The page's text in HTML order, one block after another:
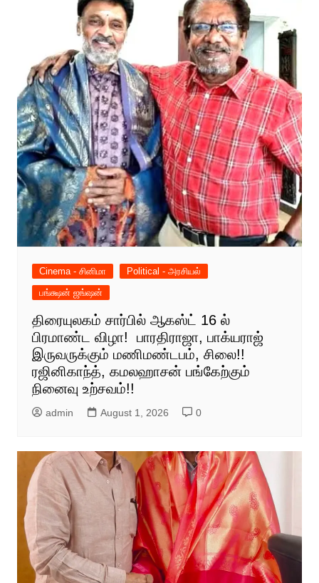
Cinema - சினிமா
Political - அரசியல்
பங்க்ஷன் ஜங்ஷன்
திரையுலகம் சார்பில் ஆகஸ்ட் 16 ல்
பிரமாண்ட விழா! பாரதிராஜா, பாக்யராஜ்
இருவருக்கும் மணிமண்டபம், சிலை!!
ரஜினிகாந்த், கமலஹாசன் பங்கேற்கும்
நினைவு உற்சவம்!!
admin August 1, 2026 0